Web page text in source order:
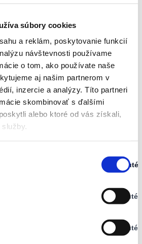
súbory cookies
a reklám, poskytovanie funkcií
návštevnosti používame
o tom, ako používate naše
aj našim partnerom v
inzercie a analýzy. Títo partneri
skombinovať s ďalšími
alebo ktoré od vás získali,
Zapnuté
Vypnuté
Vypnuté